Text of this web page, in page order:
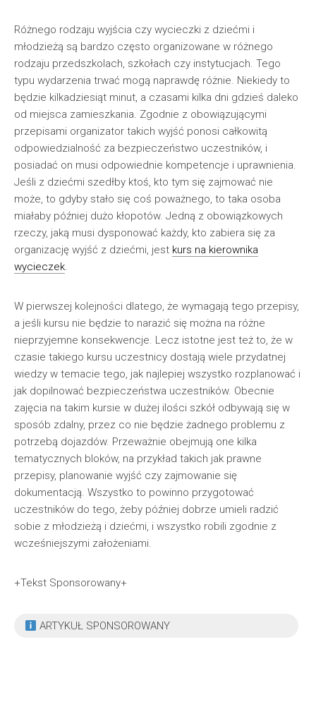
Różnego rodzaju wyjścia czy wycieczki z dziećmi i
młodzieżą są bardzo często organizowane w różnego
rodzaju przedszkolach, szkołach czy instytucjach. Tego
typu wydarzenia trwać mogą naprawdę różnie. Niekiedy to
będzie kilkadziesiąt minut, a czasami kilka dni gdzieś daleko
od miejsca zamieszkania. Zgodnie z obowiązującymi
przepisami organizator takich wyjść ponosi całkowitą
odpowiedzialność za bezpieczeństwo uczestników, i
posiadać on musi odpowiednie kompetencje i uprawnienia.
Jeśli z dziećmi szedłby ktoś, kto tym się zajmować nie
może, to gdyby stało się coś poważnego, to taka osoba
miałaby później dużo kłopotów. Jedną z obowiązkowych
rzeczy, jaką musi dysponować każdy, kto zabiera się za
organizację wyjść z dziećmi, jest kurs na kierownika
wycieczek.
W pierwszej kolejności dlatego, że wymagają tego przepisy,
a jeśli kursu nie będzie to narazić się można na różne
nieprzyjemne konsekwencje. Lecz istotne jest też to, że w
czasie takiego kursu uczestnicy dostają wiele przydatnej
wiedzy w temacie tego, jak najlepiej wszystko rozplanować i
jak dopilnować bezpieczeństwa uczestników. Obecnie
zajęcia na takim kursie w dużej ilości szkół odbywają się w
sposób zdalny, przez co nie będzie żadnego problemu z
potrzebą dojazdów. Przeważnie obejmują one kilka
tematycznych bloków, na przykład takich jak prawne
przepisy, planowanie wyjść czy zajmowanie się
dokumentacją. Wszystko to powinno przygotować
uczestników do tego, żeby później dobrze umieli radzić
sobie z młodzieżą i dziećmi, i wszystko robili zgodnie z
wcześniejszymi założeniami.
+Tekst Sponsorowany+
ARTYKUŁ SPONSOROWANY